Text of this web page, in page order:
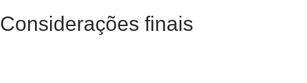
Considerações finais